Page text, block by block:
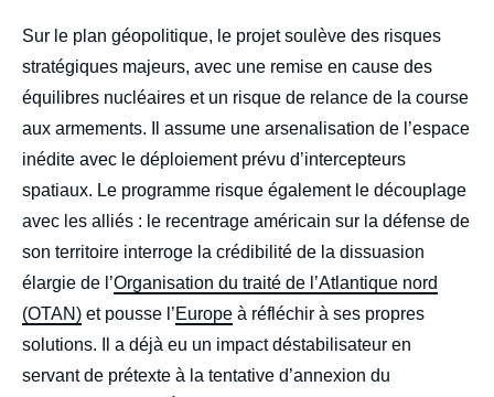
Sur le plan géopolitique, le projet soulève des risques
stratégiques majeurs, avec une remise en cause des
équilibres nucléaires et un risque de relance de la course
aux armements. Il assume une arsenalisation de l’espace
inédite avec le déploiement prévu d’intercepteurs
spatiaux. Le programme risque également le découplage
avec les alliés : le recentrage américain sur la défense de
son territoire interroge la crédibilité de la dissuasion
élargie de l’Organisation du traité de l’Atlantique nord
(OTAN) et pousse l’Europe à réfléchir à ses propres
solutions. Il a déjà eu un impact déstabilisateur en
servant de prétexte à la tentative d’annexion du